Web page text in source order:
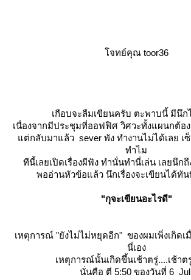
จทย์คุณ toor36
เกือบจะลืมเขียนครับ ตะพาบนี้ มีนึก
เนื่องจากมีประชุมที่ออฟฟิศ วิศวะทั้งแผนกต้อ
ต่กลับมาแล้ว sever พัง ทำงานไม่ได้เลย เ
ทำไม
ทีนี้เลยเปิดเรื่องผีฟัง ทำนั่นทำนี่เล่น เลยนึก
พออ่านหัวข้อแล้ว นึกเรื่องจะเขียนได้ทัน
"กุจะเขียนอะไรดี"
เหตุการณ์ "ยังไม่ไม่หยุดอีก" ของผมเพิ่งเกิด
นี่เอง
เหตุการณ์นั้นเกิดขึ้นเช้าตรู่....เช้าต
นั่นคือ ตี 5:50 ของวันที่ 6 Jul